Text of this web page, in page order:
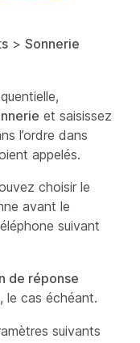
> Sonnerie
et saisissez
l’ordre dans
appelés.
choisir le
avant le
suivant
de réponse
le cas échéant.
suivants